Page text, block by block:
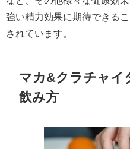
強い精力効果に期待できる
されています。
マカ&クラチャイ
飲み方